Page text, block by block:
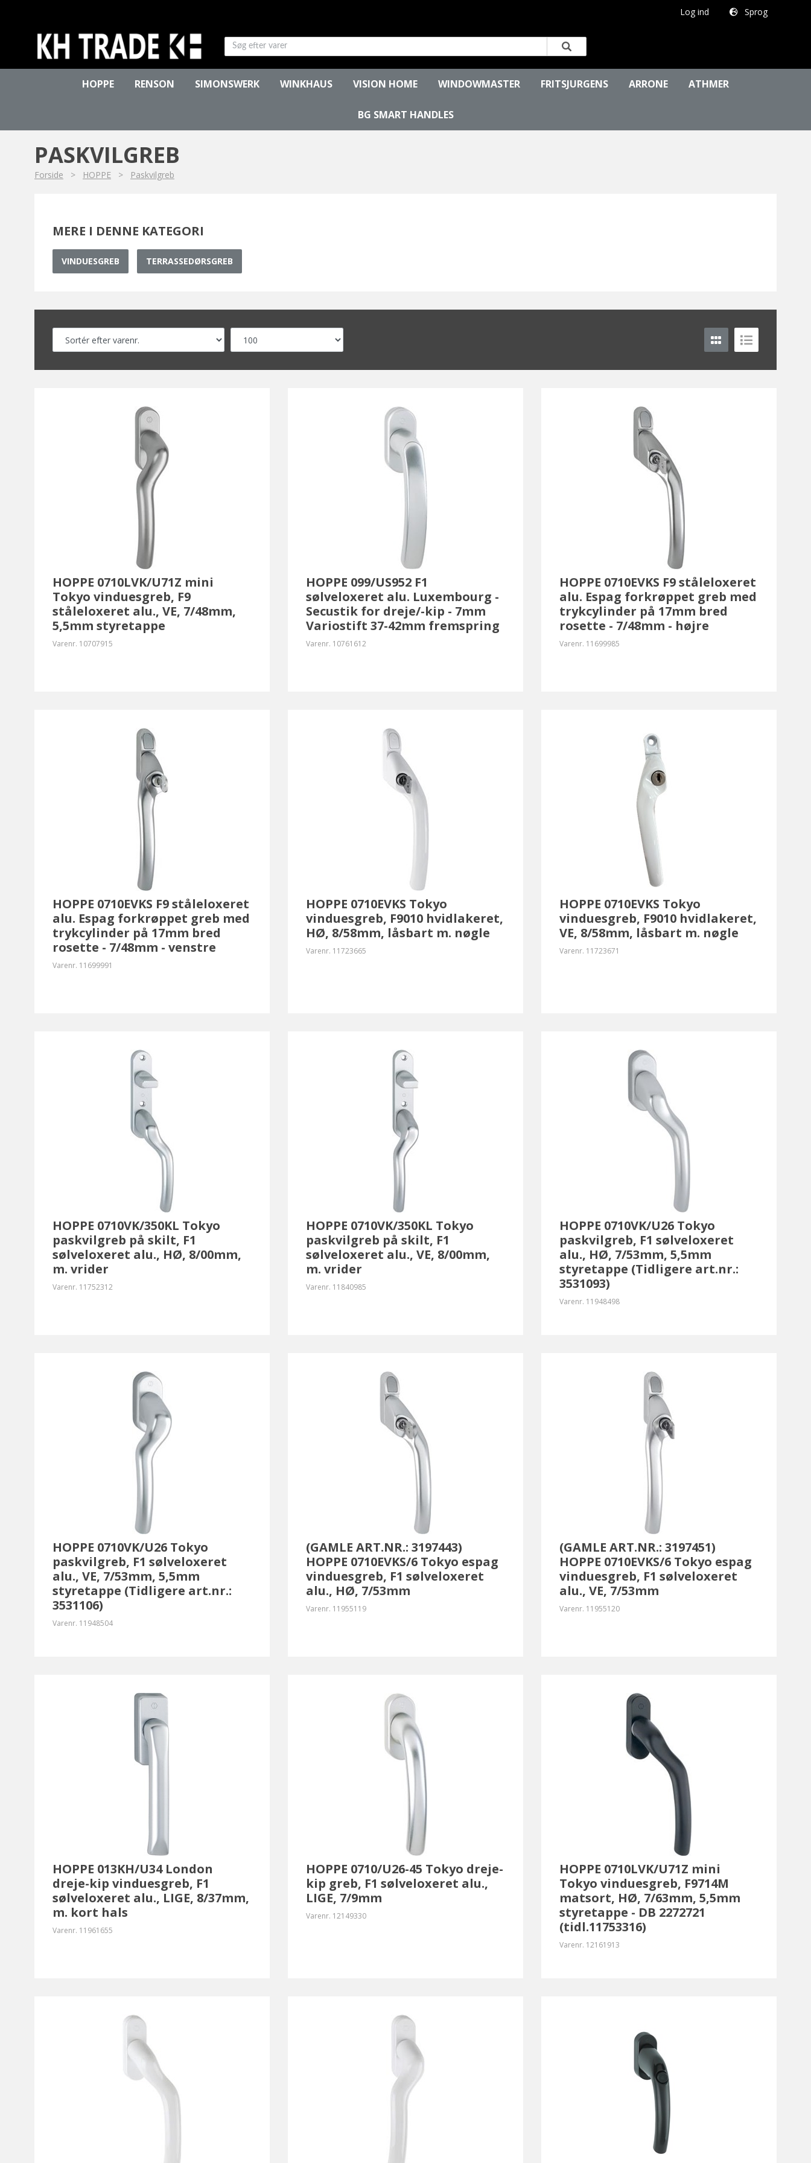
Log ind Sprog
HOPPE RENSON SIMONSWERK WINKHAUS VISION HOME WINDOWMASTER FRITSJURGENS ARRONE ATHMER
BG SMART HANDLES
PASKVILGREB
Forside > HOPPE > Paskvilgreb
MERE I DENNE KATEGORI
VINDUESGREB TERRASSEDØRSGREB
HOPPE 0710LVK/U71Z mini
Tokyo vinduesgreb, F9
ståleloxeret alu., VE, 7/48mm,
5,5mm styretappe
Varenr. 10707915
HOPPE 099/US952 F1
sølveloxeret alu. Luxembourg -
Secustik for dreje/-kip - 7mm
Variostift 37-42mm fremspring
Varenr. 10761612
HOPPE 0710EVKS F9 ståleloxeret
alu. Espag forkrøppet greb med
trykcylinder på 17mm bred
rosette - 7/48mm - højre
Varenr. 11699985
HOPPE 0710EVKS F9 ståleloxeret
alu. Espag forkrøppet greb med
trykcylinder på 17mm bred
rosette - 7/48mm - venstre
Varenr. 11699991
HOPPE 0710EVKS Tokyo
vinduesgreb, F9010 hvidlakeret,
HØ, 8/58mm, låsbart m. nøgle
Varenr. 11723665
HOPPE 0710EVKS Tokyo
vinduesgreb, F9010 hvidlakeret,
VE, 8/58mm, låsbart m. nøgle
Varenr. 11723671
HOPPE 0710VK/350KL Tokyo
paskvilgreb på skilt, F1
sølveloxeret alu., HØ, 8/00mm,
m. vrider
Varenr. 11752312
HOPPE 0710VK/350KL Tokyo
paskvilgreb på skilt, F1
sølveloxeret alu., VE, 8/00mm,
m. vrider
Varenr. 11840985
HOPPE 0710VK/U26 Tokyo
paskvilgreb, F1 sølveloxeret
alu., HØ, 7/53mm, 5,5mm
styretappe (Tidligere art.nr.:
3531093)
Varenr. 11948498
HOPPE 0710VK/U26 Tokyo
paskvilgreb, F1 sølveloxeret
alu., VE, 7/53mm, 5,5mm
styretappe (Tidligere art.nr.:
3531106)
Varenr. 11948504
(GAMLE ART.NR.: 3197443)
HOPPE 0710EVKS/6 Tokyo espag
vinduesgreb, F1 sølveloxeret
alu., HØ, 7/53mm
Varenr. 11955119
(GAMLE ART.NR.: 3197451)
HOPPE 0710EVKS/6 Tokyo espag
vinduesgreb, F1 sølveloxeret
alu., VE, 7/53mm
Varenr. 11955120
HOPPE 013KH/U34 London
dreje-kip vinduesgreb, F1
sølveloxeret alu., LIGE, 8/37mm,
m. kort hals
Varenr. 11961655
HOPPE 0710/U26-45 Tokyo dreje-
kip greb, F1 sølveloxeret alu.,
LIGE, 7/9mm
Varenr. 12149330
HOPPE 0710LVK/U71Z mini
Tokyo vinduesgreb, F9714M
matsort, HØ, 7/63mm, 5,5mm
styretappe - DB 2272721
(tidl.11753316)
Varenr. 12161913